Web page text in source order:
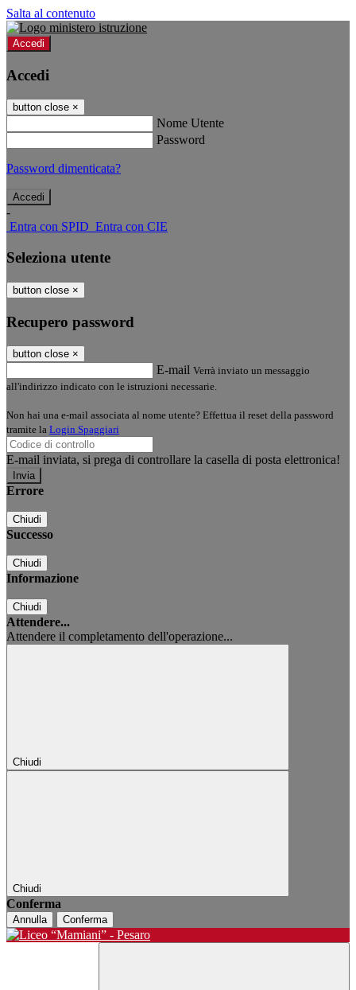
Salta al contenuto
Accedi
Accedi
button close ×
Nome Utente
Password
Password dimenticata?
-
Entra con SPID Entra con CIE
Seleziona utente
button close ×
Recupero password
button close ×
E-mail Verrà inviato un messaggio
all'indirizzo indicato con le istruzioni necessarie.
Non hai una e-mail associata al nome utente? Effettua il reset della password
tramite la Login Spaggiari
E-mail inviata, si prega di controllare la casella di posta elettronica!
Errore
Chiudi
Successo
Chiudi
Informazione
Chiudi
Attendere...
Attendere il completamento dell'operazione...
Chiudi
Chiudi
Conferma
Annulla Conferma